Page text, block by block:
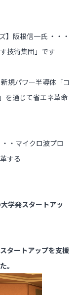
】阪根信一氏 ・・・
技術集団」です
規パワー半導体「コ
を通じて省エネ革命
・マイクロ波プロ
する
学発スタートアッ
タートアップを支援
。